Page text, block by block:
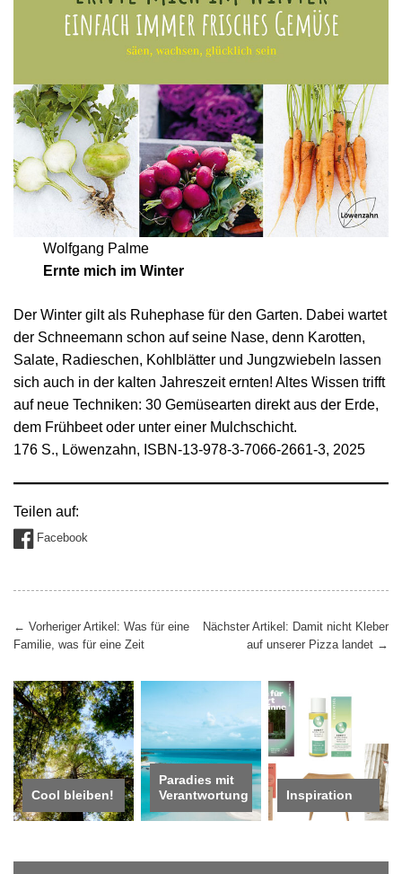
Wolfgang Palme
Ernte mich im Winter
Der Winter gilt als Ruhephase für den Garten. Dabei wartet
der Schneemann schon auf seine Nase, denn Karotten,
Salate, Radieschen, Kohlblätter und Jungzwiebeln lassen
sich auch in der kalten Jahreszeit ernten! Altes Wissen trifft
auf neue Techniken: 30 Gemüsearten direkt aus der Erde,
dem Frühbeet oder unter einer Mulchschicht.
176 S., Löwenzahn, ISBN-13-978-3-7066-2661-3, 2025
Teilen auf:
Facebook
← Vorheriger Artikel: Was für eine
Familie, was für eine Zeit
Nächster Artikel: Damit nicht Kleber
auf unserer Pizza landet →
Cool bleiben!
Paradies mit
Verantwortung
Inspiration